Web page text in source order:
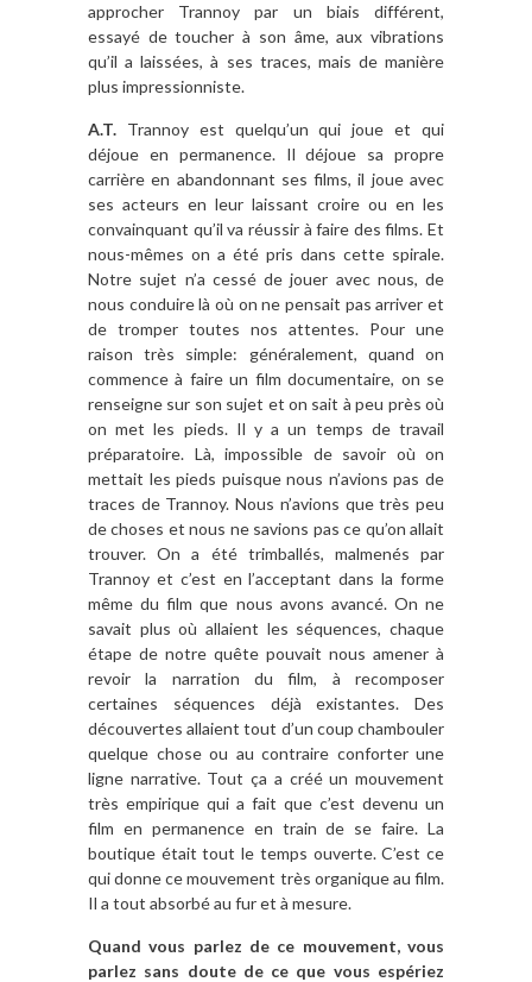
approcher Trannoy par un biais différent,
essayé de toucher à son âme, aux vibrations
qu’il a laissées, à ses traces, mais de manière
plus impressionniste.
A.T. Trannoy est quelqu’un qui joue et qui
déjoue en permanence. Il déjoue sa propre
carrière en abandonnant ses films, il joue avec
ses acteurs en leur laissant croire ou en les
convainquant qu’il va réussir à faire des films. Et
nous-mêmes on a été pris dans cette spirale.
Notre sujet n’a cessé de jouer avec nous, de
nous conduire là où on ne pensait pas arriver et
de tromper toutes nos attentes. Pour une
raison très simple: généralement, quand on
commence à faire un film documentaire, on se
renseigne sur son sujet et on sait à peu près où
on met les pieds. Il y a un temps de travail
préparatoire. Là, impossible de savoir où on
mettait les pieds puisque nous n’avions pas de
traces de Trannoy. Nous n’avions que très peu
de choses et nous ne savions pas ce qu’on allait
trouver. On a été trimballés, malmenés par
Trannoy et c’est en l’acceptant dans la forme
même du film que nous avons avancé. On ne
savait plus où allaient les séquences, chaque
étape de notre quête pouvait nous amener à
revoir la narration du film, à recomposer
certaines séquences déjà existantes. Des
découvertes allaient tout d’un coup chambouler
quelque chose ou au contraire conforter une
ligne narrative. Tout ça a créé un mouvement
très empirique qui a fait que c’est devenu un
film en permanence en train de se faire. La
boutique était tout le temps ouverte. C’est ce
qui donne ce mouvement très organique au film.
Il a tout absorbé au fur et à mesure.
Quand vous parlez de ce mouvement, vous
parlez sans doute de ce que vous espériez